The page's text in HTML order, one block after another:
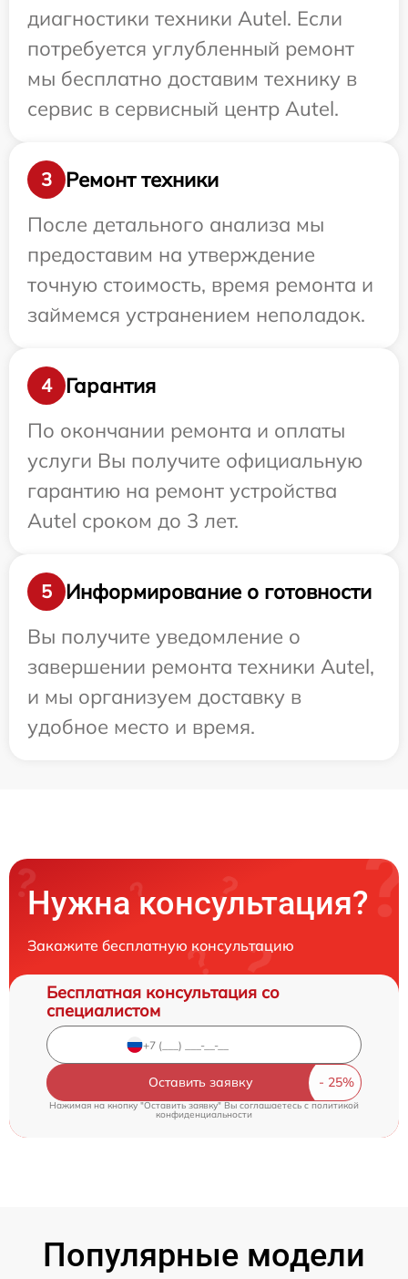
диагностики техники Autel. Если
потребуется углубленный ремонт
мы бесплатно доставим технику в
сервис в сервисный центр Autel.
3
Ремонт техники
После детального анализа мы
предоставим на утверждение
точную стоимость, время ремонта и
займемся устранением неполадок.
4
Гарантия
По окончании ремонта и оплаты
услуги Вы получите официальную
гарантию на ремонт устройства
Autel сроком до 3 лет.
5
Информирование о готовности
Вы получите уведомление о
завершении ремонта техники Autel,
и мы организуем доставку в
удобное место и время.
Нужна консультация?
Закажите бесплатную консультацию
Бесплатная консультация со
специалистом
Оставить заявку
Нажимая на кнопку "Оставить заявку" Вы соглашаетесь c политикой
конфиденциальности
Популярные модели